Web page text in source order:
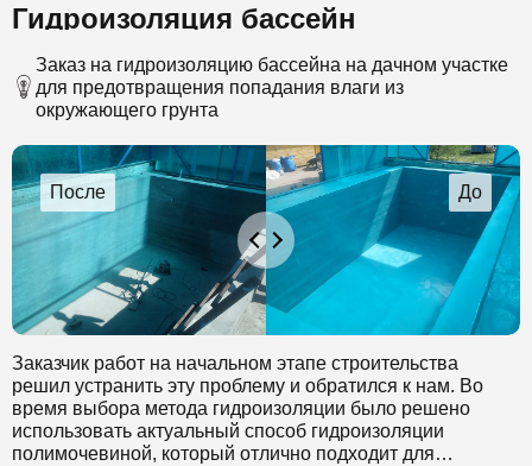
Гидроизоляция бассейн
Заказ на гидроизоляцию бассейна на дачном участке
для предотвращения попадания влаги из
окружающего грунта
Заказчик работ на начальном этапе строительства
решил устранить эту проблему и обратился к нам. Во
время выбора метода гидроизоляции было решено
использовать актуальный способ гидроизоляции
полимочевиной, который отлично подходит для